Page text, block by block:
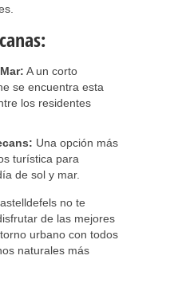
A un corto
se encuentra esta
los residentes
Una opción más
turística para
de sol y mar.
no te
de las mejores
urbano con todos
naturales más